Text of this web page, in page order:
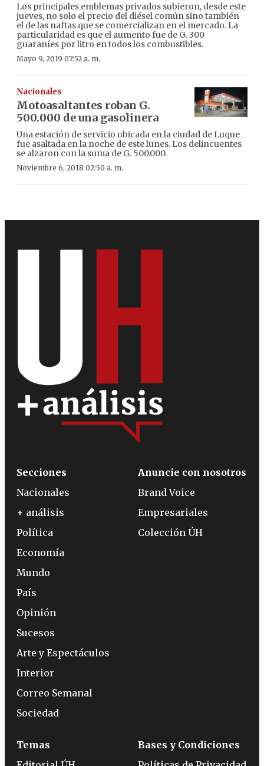
Los principales emblemas privados subieron, desde este
jueves, no solo el precio del diésel común sino también
el de las naftas que se comercializan en el mercado. La
particularidad es que el aumento fue de G. 300
guaraníes por litro en todos los combustibles.
Mayo 9, 2019 07:52 a. m.
Nacionales
Motoasaltantes roban G.
500.000 de una gasolinera
Una estación de servicio ubicada en la ciudad de Luque
fue asaltada en la noche de este lunes. Los delincuentes
se alzaron con la suma de G. 500.000.
Noviembre 6, 2018 02:50 a. m.
Secciones
Nacionales
+ análisis
Política
Economía
Mundo
País
Opinión
Sucesos
Arte y Espectáculos
Interior
Correo Semanal
Sociedad
Anuncie con nosotros
Brand Voice
Empresariales
Colección ÚH
Temas
Bases y Condiciones